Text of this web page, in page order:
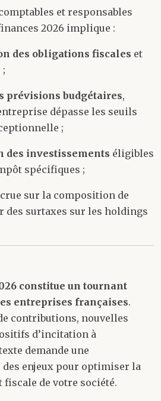
et responsables
2026 implique :
des obligations fiscales et
prévisions budgétaires,
dépasse les seuils
;
des investissements éligibles
spécifiques ;
sur la composition de
des surtaxes sur les holdings
constitue un tournant
entreprises françaises.
contributions, nouvelles
d’incitation à
demande une
enjeux pour optimiser la
fiscale de votre société.